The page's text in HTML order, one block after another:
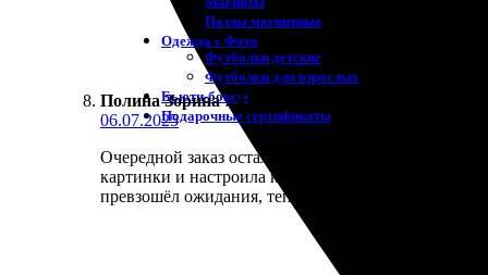
Пазлы магнитные
Одежда с Фото
Футболки детские
Футболки для взрослых
Бьюти-боксы
Подарочные сертификаты
Полина Зорина : ★
06.07.2025
Очередной заказ остался на высоте! Качество
картинки и настроила каждую страниц. Заказала
превзошёл ожидания, теперь украшает мой стол!